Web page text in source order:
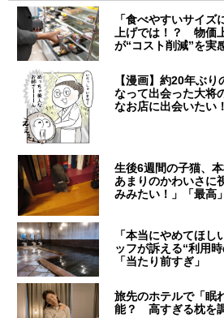
「食べやすいサイ
上げでは！？ 物価
が“コスト削減”を実
【漫画】約20年ぶ
なって出会った大将
なお店に出会いたい
生後6週間の子猫、
あまりのかわいさに
みみたい！」「最高」
「本当にやめてほ
ッフが訴える“利用
「当たり前すぎ」
旅先のホテルで「眠
能？ 高すぎる枕を